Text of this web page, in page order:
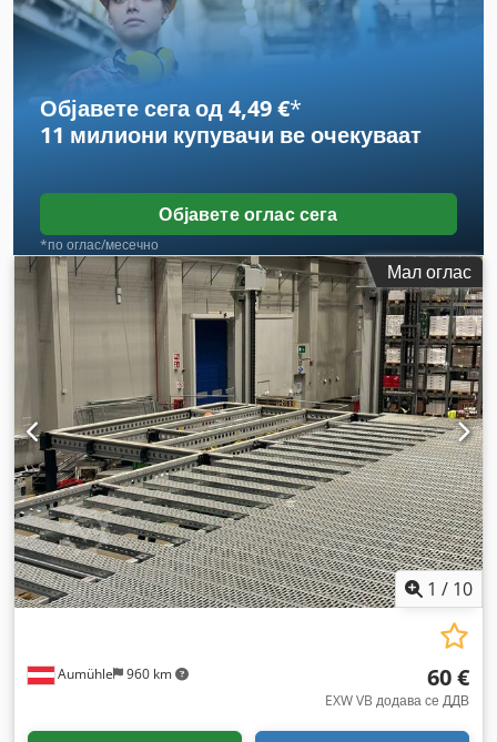
Објавете сега од 4,49 €*
11 милиони купувачи ве очекуваат
Објавете оглас сега
*по оглас/месечно
Мал оглас
1 / 10
Aumühle 960 km 60 €
EXW VB додава се ДДВ